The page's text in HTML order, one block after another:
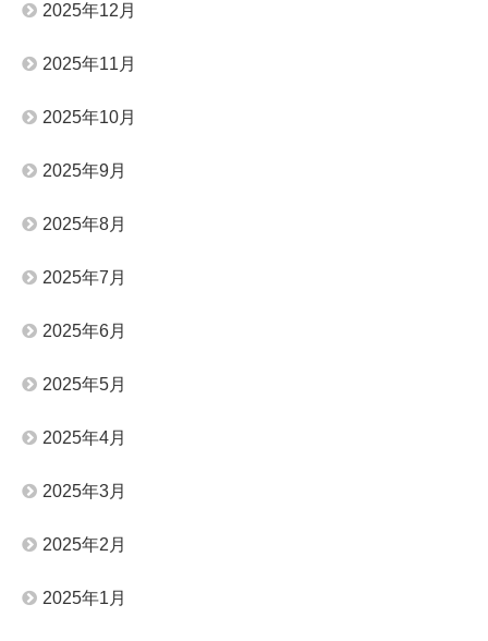
2025年12月
2025年11月
2025年10月
2025年9月
2025年8月
2025年7月
2025年6月
2025年5月
2025年4月
2025年3月
2025年2月
2025年1月